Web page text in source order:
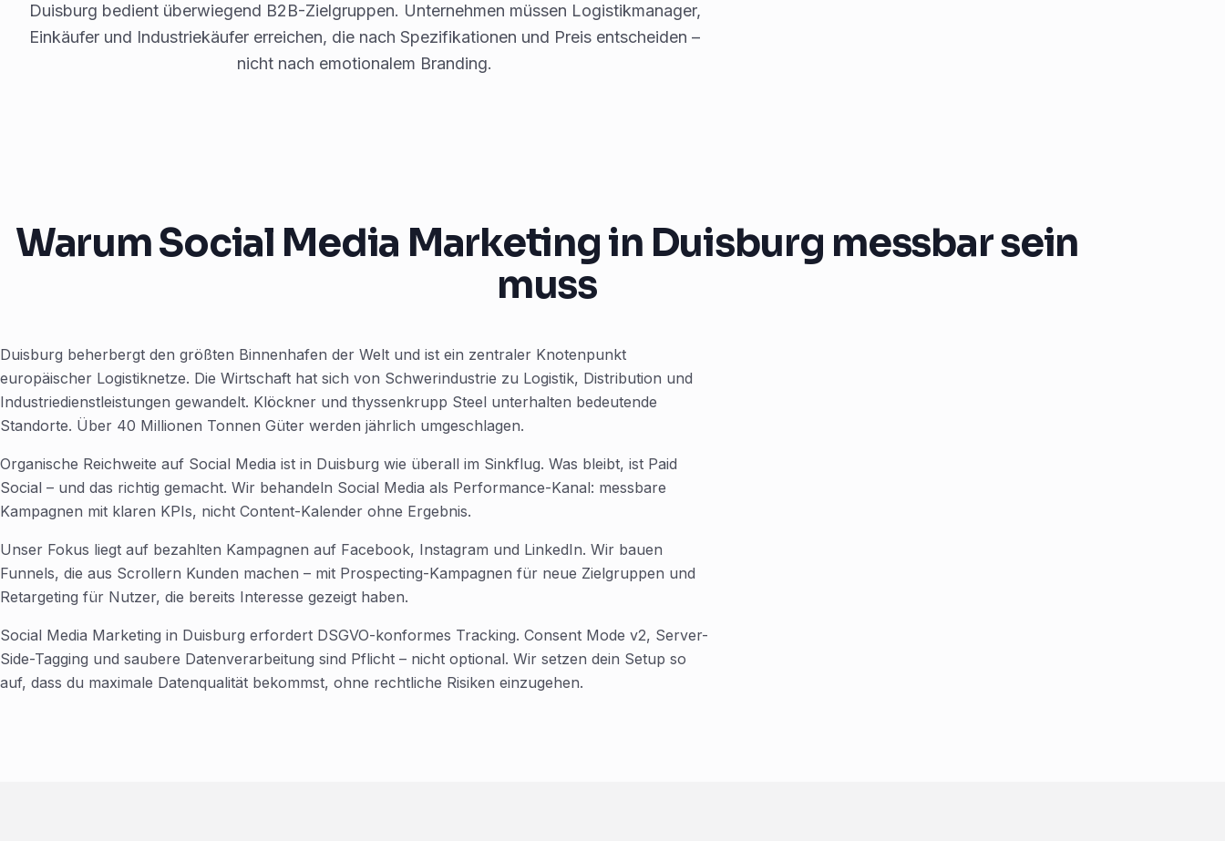
Duisburg bedient überwiegend B2B-Zielgruppen. Unternehmen müssen Logistikmanager,
Einkäufer und Industriekäufer erreichen, die nach Spezifikationen und Preis entscheiden –
nicht nach emotionalem Branding.
Warum Social Media Marketing in Duisburg messbar sein
muss
Duisburg beherbergt den größten Binnenhafen der Welt und ist ein zentraler Knotenpunkt
europäischer Logistiknetze. Die Wirtschaft hat sich von Schwerindustrie zu Logistik, Distribution und
Industriedienstleistungen gewandelt. Klöckner und thyssenkrupp Steel unterhalten bedeutende
Standorte. Über 40 Millionen Tonnen Güter werden jährlich umgeschlagen.
Organische Reichweite auf Social Media ist in Duisburg wie überall im Sinkflug. Was bleibt, ist Paid
Social – und das richtig gemacht. Wir behandeln Social Media als Performance-Kanal: messbare
Kampagnen mit klaren KPIs, nicht Content-Kalender ohne Ergebnis.
Unser Fokus liegt auf bezahlten Kampagnen auf Facebook, Instagram und LinkedIn. Wir bauen
Funnels, die aus Scrollern Kunden machen – mit Prospecting-Kampagnen für neue Zielgruppen und
Retargeting für Nutzer, die bereits Interesse gezeigt haben.
Social Media Marketing in Duisburg erfordert DSGVO-konformes Tracking. Consent Mode v2, Server-
Side-Tagging und saubere Datenverarbeitung sind Pflicht – nicht optional. Wir setzen dein Setup so
auf, dass du maximale Datenqualität bekommst, ohne rechtliche Risiken einzugehen.